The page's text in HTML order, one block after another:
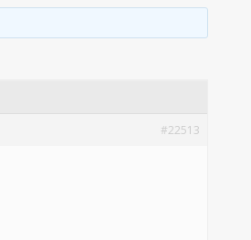
#22513